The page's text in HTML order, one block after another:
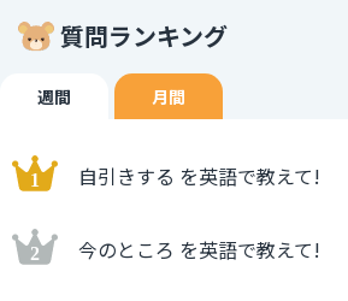
質問ランキング
週間 月間
自引きする を英語で教えて!
今のところ を英語で教えて!